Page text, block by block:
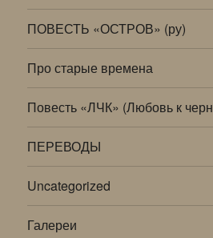
ПОВЕСТЬ «ОСТРОВ» (ру)
Про старые времена
Повесть «ЛЧК» (Любовь к
ПЕРЕВОДЫ
Uncategorized
Галереи